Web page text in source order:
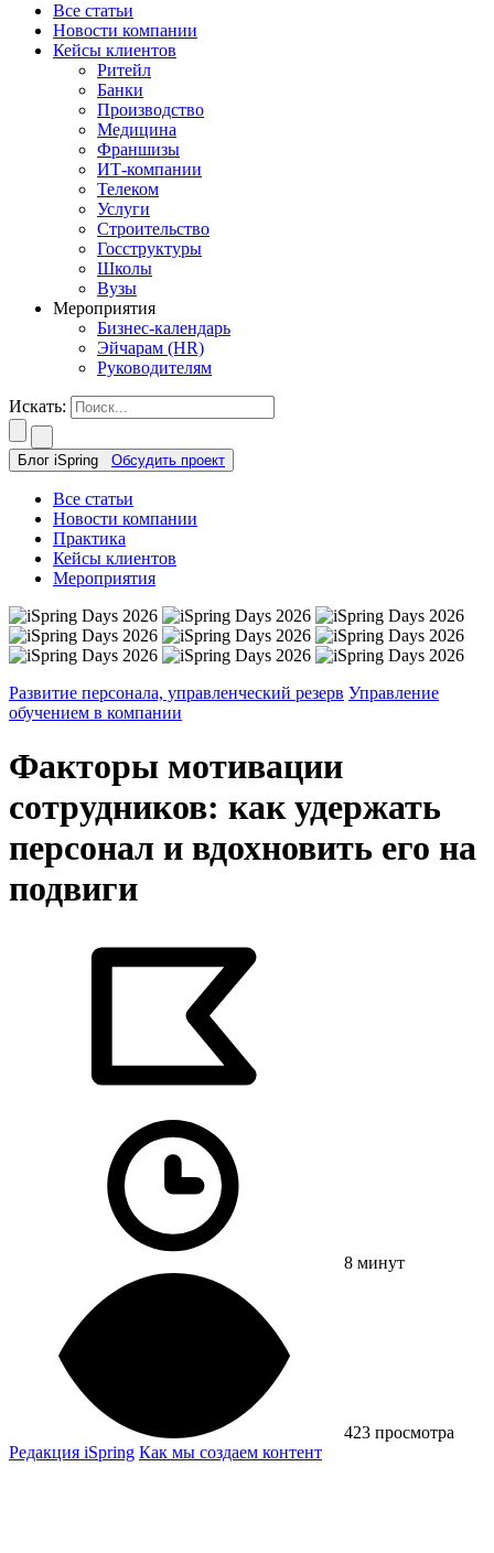
Все статьи
Новости компании
Кейсы клиентов
Ритейл
Банки
Производство
Медицина
Франшизы
ИТ-компании
Телеком
Услуги
Строительство
Госструктуры
Школы
Вузы
Мероприятия
Бизнес-календарь
Эйчарам (HR)
Руководителям
Искать:
Блог iSpring Обсудить проект
Все статьи
Новости компании
Практика
Кейсы клиентов
Мероприятия
Развитие персонала, управленческий резерв Управление
обучением в компании
Факторы мотивации
сотрудников: как удержать
персонал и вдохновить его на
подвиги
8 минут
423 просмотра
Редакция iSpring Как мы создаем контент